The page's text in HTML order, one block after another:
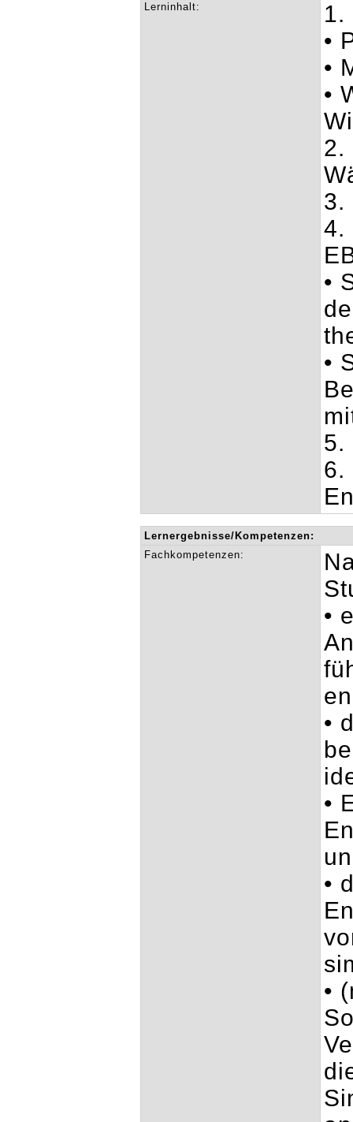
Lerninhalt:
1.
•
•
•
2.
3.
4.
•
•
5.
6.
Lernergebnisse/Kompetenzen:
Fachkompetenzen:
•
•
•
•
•